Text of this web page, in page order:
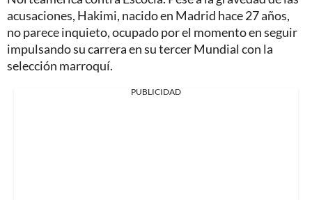
acusaciones, Hakimi, nacido en Madrid hace 27 años,
no parece inquieto, ocupado por el momento en seguir
impulsando su carrera en su tercer Mundial con la
selección marroquí.
PUBLICIDAD